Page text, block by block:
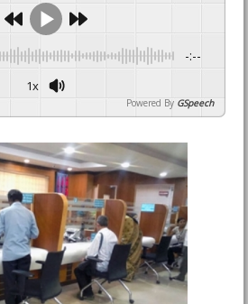
-:--
1x
Powered By GSpeech